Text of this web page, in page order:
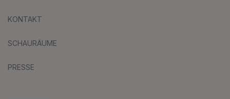
KONTAKT
SCHAURÄUME
PRESSE